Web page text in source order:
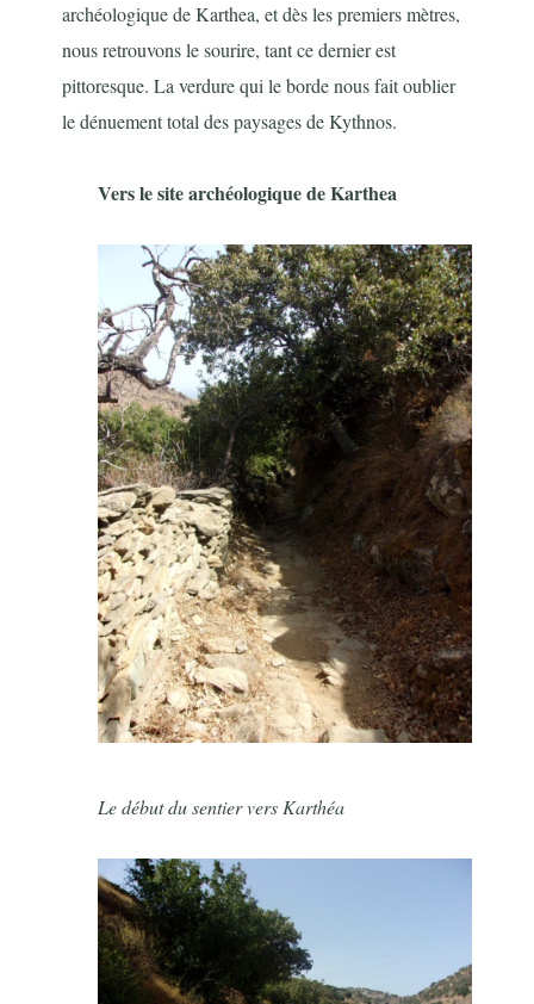
archéologique de Karthea, et dès les premiers mètres,
nous retrouvons le sourire, tant ce dernier est
pittoresque. La verdure qui le borde nous fait oublier
le dénuement total des paysages de Kythnos.
Vers le site archéologique de Karthea
Le début du sentier vers Karthéa